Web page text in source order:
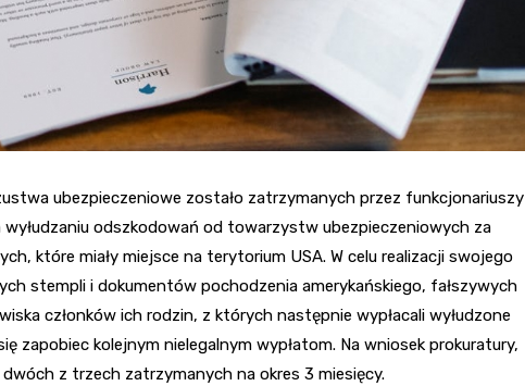
ubezpieczeniowe zostało zatrzymanych przez funkcjonariuszy
wyłudzaniu odszkodowań od towarzystw ubezpieczeniowych za
które miały miejsce na terytorium USA. W celu realizacji swojego
stempli i dokumentów pochodzenia amerykańskiego, fałszywych
członków ich rodzin, z których następnie wypłacali wyłudzone
zapobiec kolejnym nielegalnym wypłatom. Na wniosek prokuratury,
z trzech zatrzymanych na okres 3 miesięcy.